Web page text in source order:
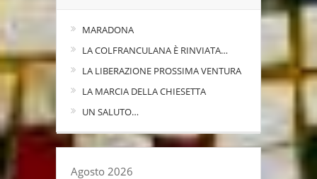
MARADONA
LA COLFRANCULANA È RINVIATA…
LA LIBERAZIONE PROSSIMA VENTURA
LA MARCIA DELLA CHIESETTA
UN SALUTO…
Agosto 2026